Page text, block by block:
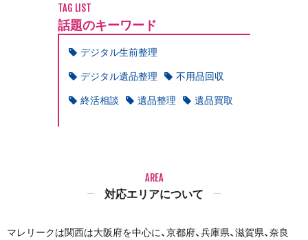
TAG LIST
話題のキーワード
デジタル生前整理
デジタル遺品整理
不用品回収
終活相談
遺品整理 遺品買取
AREA
対応エリアについて
マレリークは関西は大阪府を中心に、京都府、兵庫県、滋賀県、奈良